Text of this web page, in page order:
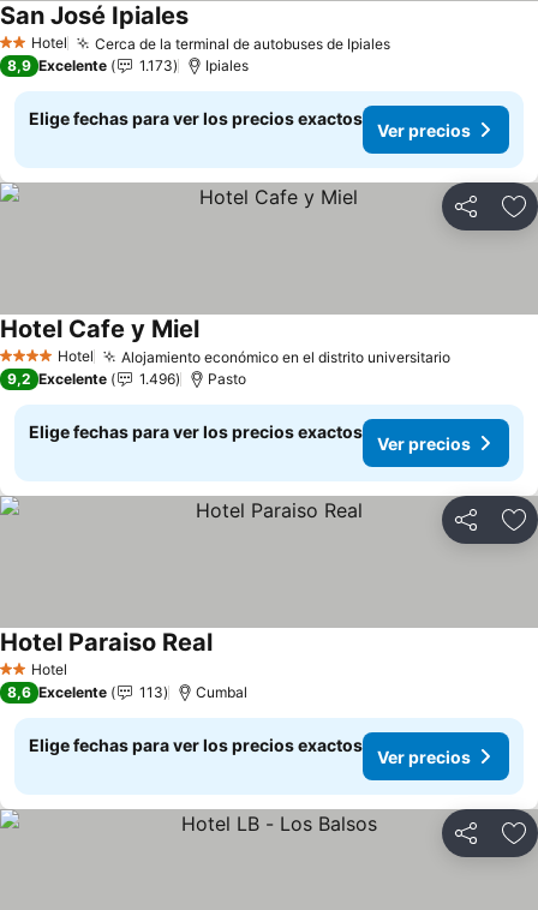
2 Estrellas
Hotel Cerca de la terminal de autobuses de IpialesVer precios
San José IpialesVer precios
8,9 Excelente 1.173 Ipiales
Elige fechas para ver los precios exactos
Ver precios
Compartir
4 EstrellasHotel Alojamiento económico en el distrito universitarioVer
Hotel Cafe y MielVer precios
9,2 Excelente 1.496 Pasto
Elige fechas para ver los precios exactos
Ver precios
Compartir
2 Estrellas
Hotel
Hotel Paraiso RealVer precios
8,6 Excelente 113 Cumbal
Elige fechas para ver los precios exactos
Ver precios
Compartir